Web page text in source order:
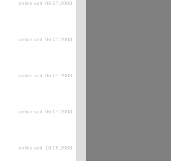
online seit: 06.07.2003
online seit: 06.07.2003
online seit: 06.07.2003
online seit: 06.07.2003
online seit: 19.08.2003